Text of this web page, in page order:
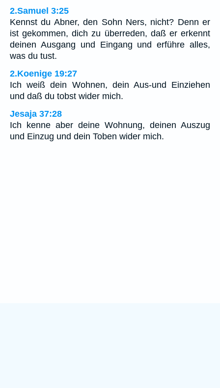
2.Samuel 3:25
Kennst du Abner, den Sohn Ners, nicht? Denn er
ist gekommen, dich zu überreden, daß er erkennt
deinen Ausgang und Eingang und erführe alles,
was du tust.
2.Koenige 19:27
Ich weiß dein Wohnen, dein Aus-und Einziehen
und daß du tobst wider mich.
Jesaja 37:28
Ich kenne aber deine Wohnung, deinen Auszug
und Einzug und dein Toben wider mich.